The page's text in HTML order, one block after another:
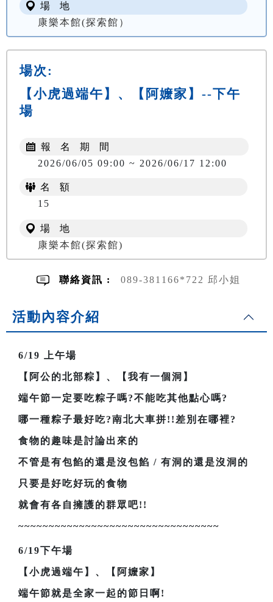
場 地
康樂本館(探索館）
場次:
【小虎過端午】、【阿嬤家】--下午
場
報 名 期 間
2026/06/05 09:00 ~ 2026/06/17 12:00
名 額
15
場 地
康樂本館(探索館)
聯絡資訊 : 089-381166*722 邱小姐
活動內容介紹
6/19 上午場
【阿公的北部粽】、【我有一個洞】
端午節一定要吃粽子嗎?不能吃其他點心嗎?
哪一種粽子最好吃?南北大車拼!!差別在哪裡?
食物的趣味是討論出來的
不管是有包餡的還是沒包餡 / 有洞的還是沒洞的
只要是好吃好玩的食物
就會有各自擁護的群眾吧!!
~~~~~~~~~~~~~~~~~~~~~~~~~~~~~~~~~
6/19下午場
【小虎過端午】、【阿嬤家】
端午節就是全家一起的節日啊!